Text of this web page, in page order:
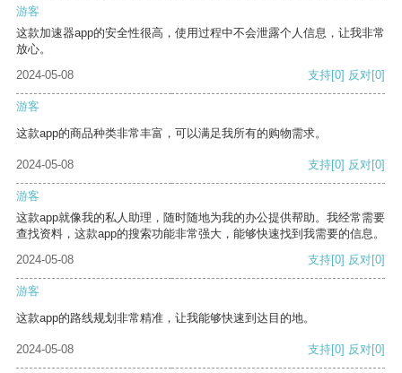
游客
这款加速器app的安全性很高，使用过程中不会泄露个人信息，让我非常
放心。
2024-05-08
支持[0] 反对[0]
游客
这款app的商品种类非常丰富，可以满足我所有的购物需求。
2024-05-08 支持[0] 反对[0]
游客
这款app就像我的私人助理，随时随地为我的办公提供帮助。我经常需要
查找资料，这款app的搜索功能非常强大，能够快速找到我需要的信息。
2024-05-08
支持[0] 反对[0]
游客
这款app的路线规划非常精准，让我能够快速到达目的地。
2024-05-08 支持[0] 反对[0]